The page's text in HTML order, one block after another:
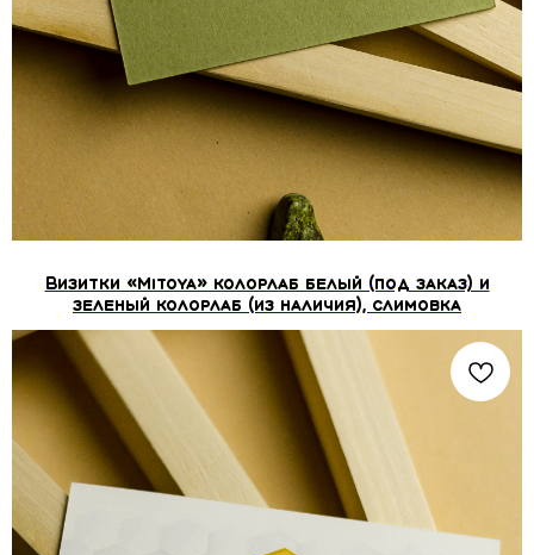
Визитки «Mitoya» колорлаб белый (под заказ) и
зеленый колорлаб (из наличия), слимовка